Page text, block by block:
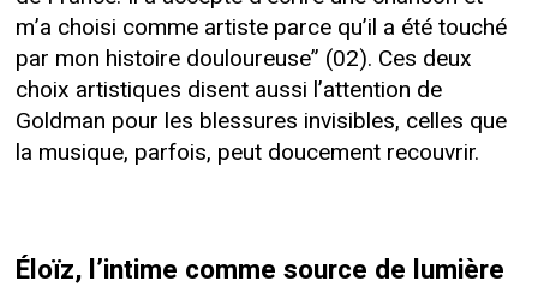
m’a choisi comme artiste parce qu’il a été touché
par mon histoire douloureuse” (02). Ces deux
choix artistiques disent aussi l’attention de
Goldman pour les blessures invisibles, celles que
la musique, parfois, peut doucement recouvrir.
Éloïz, l’intime comme source de lumière